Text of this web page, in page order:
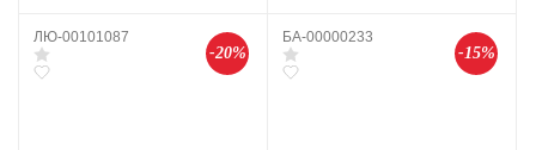
ЛЮ-00101087
-20%
БА-00000233
-15%